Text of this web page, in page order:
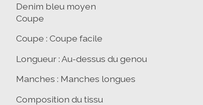
Denim bleu moyen
Coupe
Coupe : Coupe facile
Longueur : Au-dessus du genou
Manches : Manches longues
Composition du tissu